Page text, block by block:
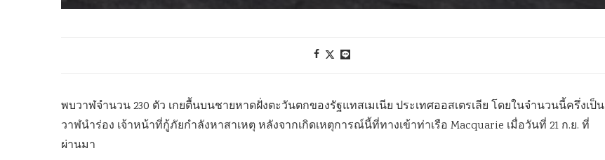
พบวาฬจำนวน 230 ตัว เกยตื้นบนชายหาดฝั่งตะวันตกของรัฐแทสเมเนีย ประเทศออสเตรเลีย โดยในจำนวนนี้ครึ่งเป็น
วาฬนำร่อง เจ้าหน้าที่กู้ภัยกำลังหาสาเหตุ หลังจากเกิดเหตุการณ์นี้ที่ทางเข้าท่าเรือ Macquarie เมื่อวันที่ 21 ก.ย. ที่
ผ่านมา